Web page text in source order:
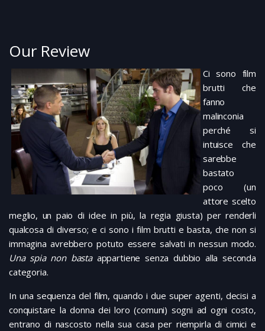
Our Review
Ci sono film
brutti che
fanno
malinconia
perché si
intuisce che
sarebbe
bastato
poco (un
attore scelto
meglio, un paio di idee in più, la regia giusta) per renderli
qualcosa di diverso; e ci sono i film brutti e basta, che non si
immagina avrebbero potuto essere salvati in nessun modo.
Una spia non basta appartiene senza dubbio alla seconda
categoria.
In una sequenza del film, quando i due super agenti, decisi a
conquistare la donna dei loro (comuni) sogni ad ogni costo,
entrano di nascosto nella sua casa per riempirla di cimici e